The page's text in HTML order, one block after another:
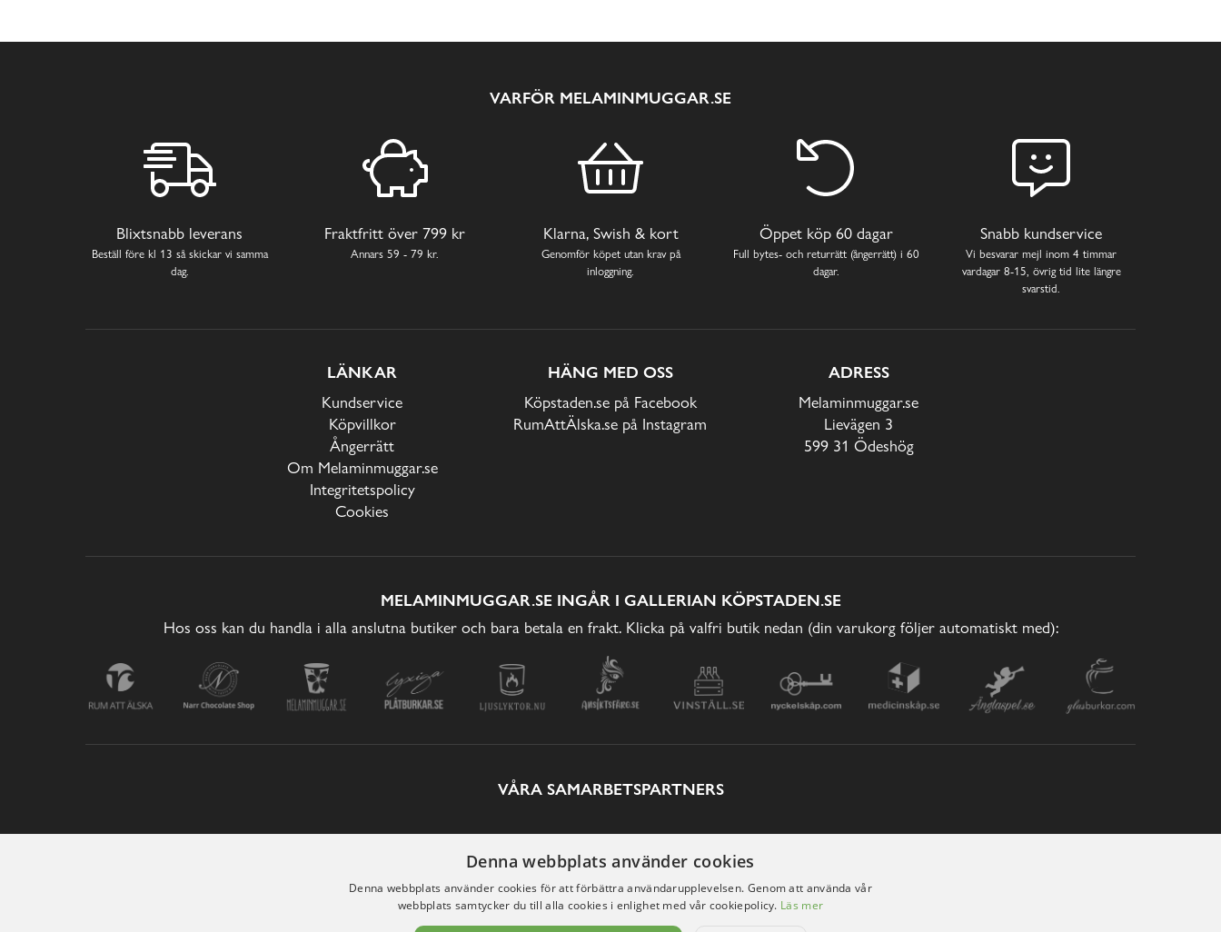
VARFÖR MELAMINMUGGAR.SE
Blixtsnabb leverans
Beställ före kl 13 så skickar vi samma
dag.
Fraktfritt över 799 kr
Annars 59 - 79 kr.
Klarna, Swish & kort
Genomför köpet utan krav på
inloggning.
Öppet köp 60 dagar
Full bytes- och returrätt (ångerrätt) i 60
dagar.
Snabb kundservice
Vi besvarar mejl inom 4 timmar
vardagar 8-15, övrig tid lite längre
svarstid.
LÄNKAR
Kundservice
Köpvillkor
Ångerrätt
Om Melaminmuggar.se
Integritetspolicy
Cookies
HÄNG MED OSS
Köpstaden.se på Facebook
RumAttÄlska.se på Instagram
ADRESS
Melaminmuggar.se
Lievägen 3
599 31 Ödeshög
MELAMINMUGGAR.SE INGÅR I GALLERIAN KÖPSTADEN.SE
Hos oss kan du handla i alla anslutna butiker och bara betala en frakt. Klicka på valfri butik nedan (din varukorg följer automatiskt med):
VÅRA SAMARBETSPARTNERS
Denna webbplats använder cookies
Denna webbplats använder cookies för att förbättra användarupplevelsen. Genom att använda vår
webbplats samtycker du till alla cookies i enlighet med vår cookiepolicy. Läs mer